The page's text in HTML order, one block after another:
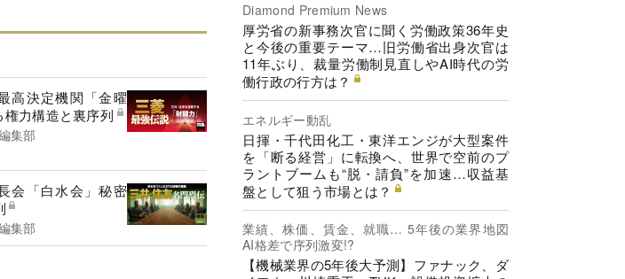
高決定機関「金曜
力構造と裏序列
集部
会「白水会」秘密
集部
Diamond Premium News
厚労省の新事務次官に聞く労働政策36年史
と今後の重要テーマ…旧労働省出身次官は
11年ぶり、裁量労働制見直しやAI時代の労
働行政の行方は？
エネルギー動乱
日揮・千代田化工・東洋エンジが大型案件
を「断る経営」に転換へ、世界で空前のプ
ラントブームも“脱・請負”を加速…収益基
盤として狙う市場とは？
業績、株価、賃金、就職… 5年後の業界地図
AI格差で序列激変!?
【機械業界の5年後大予測】ファナック、ダ